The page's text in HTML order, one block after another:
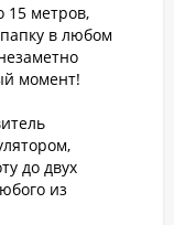
15 метров,
в любом
момент!
до двух
из